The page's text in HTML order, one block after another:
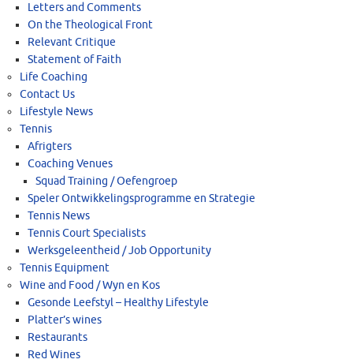
Letters and Comments
On the Theological Front
Relevant Critique
Statement of Faith
Life Coaching
Contact Us
Lifestyle News
Tennis
Afrigters
Coaching Venues
Squad Training / Oefengroep
Speler Ontwikkelingsprogramme en Strategie
Tennis News
Tennis Court Specialists
Werksgeleentheid / Job Opportunity
Tennis Equipment
Wine and Food / Wyn en Kos
Gesonde Leefstyl – Healthy Lifestyle
Platter’s wines
Restaurants
Red Wines